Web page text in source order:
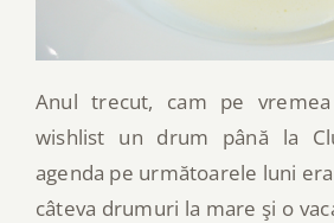
Anul trecut, cam pe
wishlist un drum până la
agenda pe următoarele luni
câteva drumuri la mare şi o